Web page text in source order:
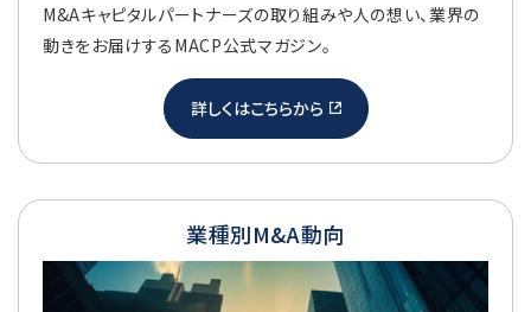
M&Aキャピタルパートナーズの取り組みや人の想い、業界の
動きをお届けするMACP公式マガジン。
詳しくはこちらから
業種別M&A動向